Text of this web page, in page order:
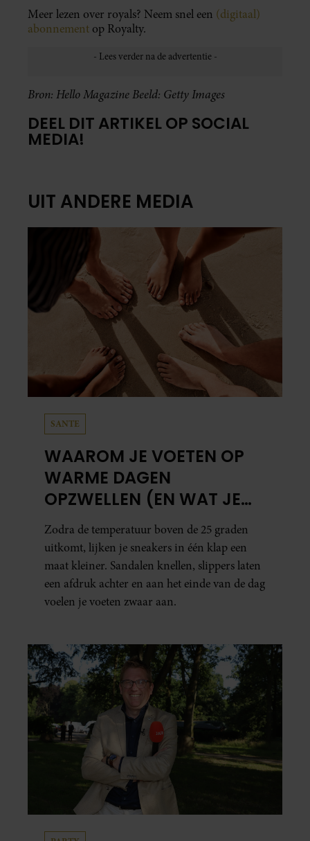
Meer lezen over royals? Neem snel een (digitaal)
abonnement op Royalty.
Bron: Hello MagazineBeeld: Getty Images
DEEL DIT ARTIKEL OP SOCIAL
MEDIA!
UIT ANDERE MEDIA
SANTE
WAAROM JE VOETEN OP
WARME DAGEN
OPZWELLEN (EN WAT JE
ERAAN KUNT DOEN)
Zodra de temperatuur boven de 25 graden
uitkomt, lijken je sneakers in één klap een
maat kleiner. Sandalen knellen, slippers laten
een afdruk achter en aan het einde van de dag
voelen je voeten zwaar aan.